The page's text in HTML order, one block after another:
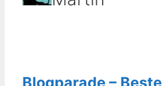
Blogparade – Beste